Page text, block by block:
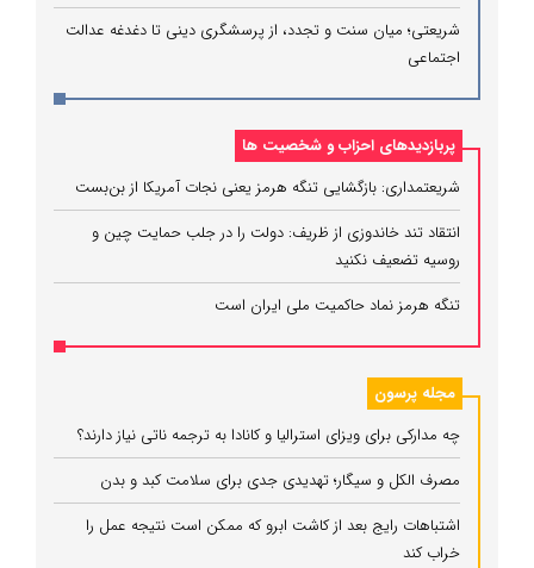
شریعتی؛ میان سنت و تجدد، از پرسشگری دینی تا دغدغه عدالت
اجتماعی
پربازدیدهای احزاب و شخصیت ها
شریعتمداری: بازگشایی تنگه هرمز یعنی نجات آمریکا از بن‌بست
انتقاد تند خاندوزی از ظریف: دولت را در جلب حمایت چین و
روسیه تضعیف نکنید
تنگه هرمز نماد حاکمیت ملی ایران است
مجله پرسون
چه مدارکی برای ویزای استرالیا و کانادا به ترجمه ناتی نیاز دارند؟
مصرف الکل و سیگار؛ تهدیدی جدی برای سلامت کبد و بدن
اشتباهات رایج بعد از کاشت ابرو که ممکن است نتیجه عمل را
خراب کند